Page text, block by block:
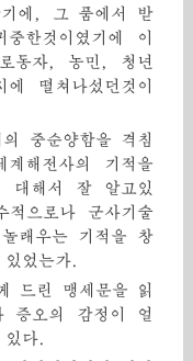
에, 그 품에서 받
한것이였기에 이
동자, 농민, 청년
떨쳐나섰던것이
중순양함을 격침
해전사의 기적을
대해서 잘 알고있
으로나 군사기술
래우는 기적을 창
었는가.
드린 맹세문을 읽
증오의 감정이 얼
있다.